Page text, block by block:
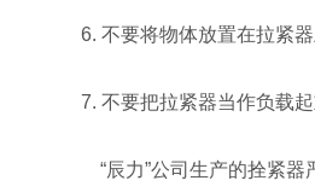
6. 不要将物体放置在拉紧
7. 不要把拉紧器当作负载起
“辰力”公司生产的拴紧器